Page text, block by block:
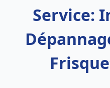
Service: